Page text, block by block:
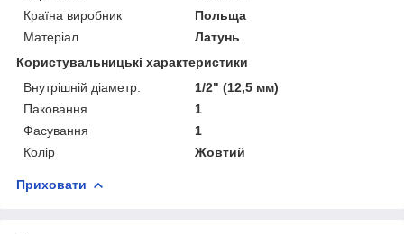
Країна виробник
Польща
Матеріал
Латунь
Користувальницькі характеристики
Внутрішній діаметр.
1/2" (12,5 мм)
Паковання
1
Фасування
1
Колір
Жовтий
Приховати